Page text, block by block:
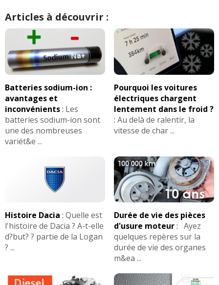
Articles à découvrir :
Batteries sodium-ion :
avantages et
inconvénients: Les
batteries sodium-ion sont
une des nombreuses
variét&e ...
Pourquoi les voitures
électriques chargent
lentement dans le froid ?
: Au delà de ralentir, la
vitesse de char ...
Histoire Dacia : Quelle est
l'histoire de Dacia ? A-t-elle
d?but? ? partie de la Logan
? ...
Durée de vie des pièces
d'usure moteur: Ayez
quelques repères sur la
durée de vie des organes
m&ea ...